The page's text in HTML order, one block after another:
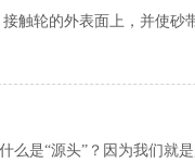
触轮的外表面上，并使砂
么是“源头”？因为我们就